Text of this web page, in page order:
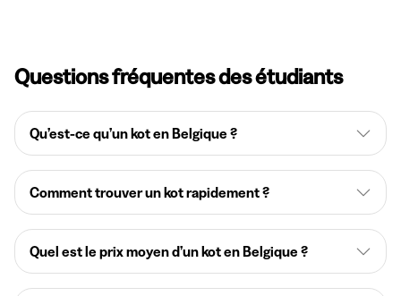
Questions fréquentes des étudiants
Qu’est-ce qu’un kot en Belgique ?
Comment trouver un kot rapidement ?
Quel est le prix moyen d’un kot en Belgique ?